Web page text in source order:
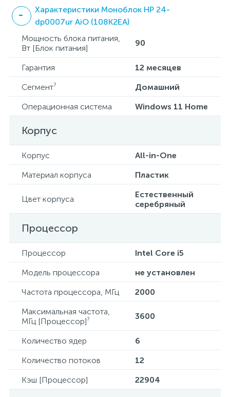
Характеристики Моноблок HP 24-
dp0007ur AiO (108K2EA)
Мощность блока питания,
Вт [Блок питания]
90
Гарантия
12 месяцев
Сегмент?
Домашний
Операционная система
Windows 11 Home
Корпус
Корпус
All-in-One
Материал корпуса
Пластик
Цвет корпуса
Естественный
серебряный
Процессор
Процессор
Intel Core i5
Модель процессора
не установлен
Частота процессора, МГц
2000
Максимальная частота,
МГц [Процессор]? 3600
Количество ядер
6
Количество потоков
12
Кэш [Процессор]
22904